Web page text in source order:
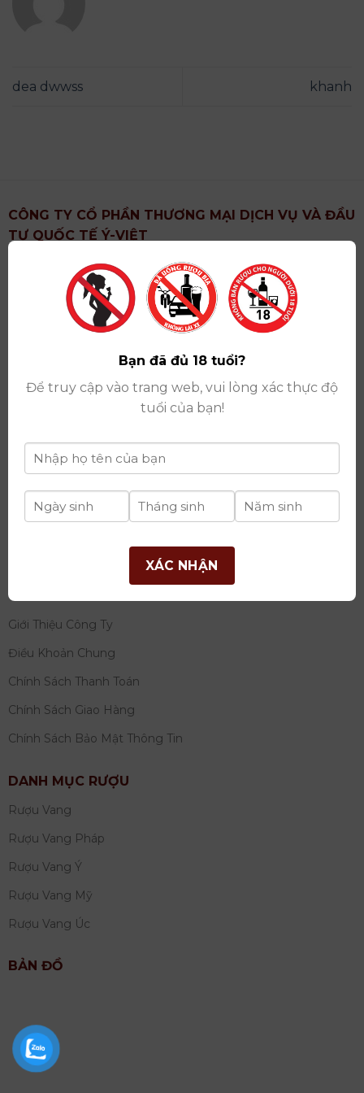
dea dwwss khanh
CÔNG TY CỔ PHẦN THƯƠNG MẠI DỊCH VỤ VÀ ĐẦU
TƯ QUỐC TẾ Ý-VIỆT
: Khu 6, Xã Hoài Đức, Thành Phố Hà Nội
Showroom: Số 09 Phố Liễu Giai, Phường Ngọc Hà,
Thành Phố Hà Nội
Giấy ĐKKD số: 0102751615 do Sở Tài Chính Thành
Phố Hà Nội cấp lần đầu ngày 07/05/2008,đăng ký
thay đổi lần thứ 17 ngày 06/08/2025
Giấy phép Phân Phối Rượu số : 529/GP-BCT do Bộ
Công Thương cấp ngày 14/11/2022
Ngân hàng:Ngân hàng TMCP Đầu tư và phát triển
Việt Nam (BIDV)
tư quốc tế Ý-Việt
Tây Hồ, TP Hà Nội
THÔNG TIN
Giới Thiệu Công Ty
Điều Khoản Chung
Chính Sách Thanh Toán
Chính Sách Giao Hàng
Chính Sách Bảo Mật Thông Tin
DANH MỤC RƯỢU
Rượu Vang
Rượu Vang Pháp
Rượu Vang Ý
Rượu Vang Mỹ
Rượu Vang Úc
BẢN ĐỒ
Bạn đã đủ 18 tuổi?
Để truy cập vào trang web, vui lòng xác thực độ
tuổi của bạn!
XÁC NHẬN